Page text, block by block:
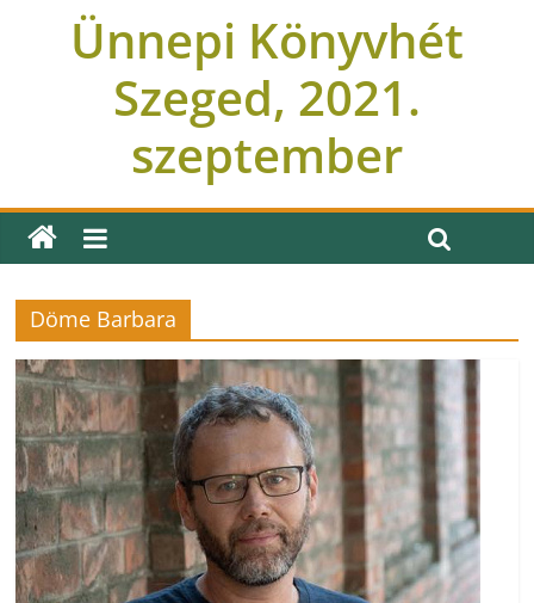
Ünnepi Könyvhét
Szeged, 2021.
szeptember
Döme Barbara